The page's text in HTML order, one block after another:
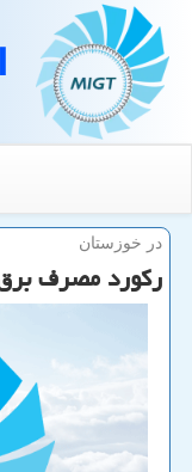
در خوزستان
ركورد مصرف برق سال ۹۷